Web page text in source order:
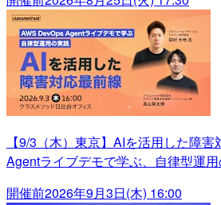
【9/3（木）東京】AIを活用した障
Agentライブデモで学ぶ、自律型運
開催前2026年9月3日(木) 16:00